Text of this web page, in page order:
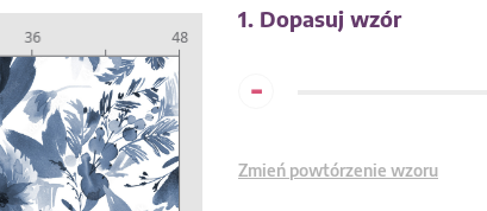
1. Dopasuj wzór
-
Zmień powtórzenie wzoru